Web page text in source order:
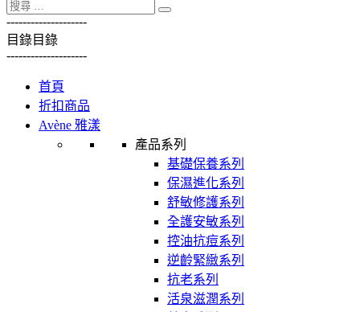
--------------------
目錄目錄
--------------------
首頁
折扣商品
Avène 雅漾
產品系列
基礎保養系列
保濕進化系列
舒敏修護系列
全護安敏系列
控油抗痘系列
逆齡緊緻系列
抗老系列
活泉滋潤系列